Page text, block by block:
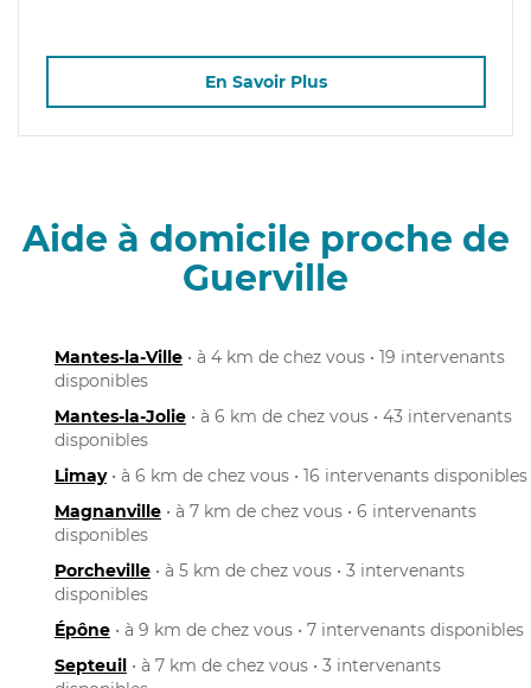
En Savoir Plus
Aide à domicile proche de
Guerville
Mantes-la-Ville • à 4 km de chez vous • 19 intervenants
disponibles
Mantes-la-Jolie • à 6 km de chez vous • 43 intervenants
disponibles
Limay• à 6 km de chez vous • 16 intervenants disponibles
Magnanville • à 7 km de chez vous • 6 intervenants
disponibles
Porcheville • à 5 km de chez vous • 3 intervenants
disponibles
Épône • à 9 km de chez vous • 7 intervenants disponibles
Septeuil • à 7 km de chez vous • 3 intervenants